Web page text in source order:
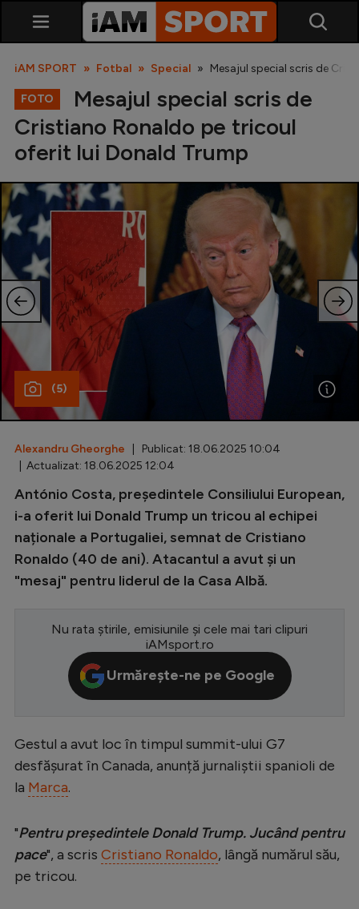
SuperLiga
Liga 2
Cupa României
Echipa Națională
U21
Fotbal feminin
Special
Diverse
Inedit
Champions League
Conference League
CM 2026
Premier League
Serie A
Bundesliga
Campionate
Starurile fotbalului
iAM SPORT Fotbal Special Mesajul special scris de
FOTO
Mesajul special scris de
Cristiano Ronaldo pe tricoul
oferit lui Donald Trump
(5)
Alexandru Gheorghe | Publicat: 18.06.2025 10:04
| Actualizat: 18.06.2025 12:04
António Costa, președintele Consiliului European,
i-a oferit lui Donald Trump un tricou al echipei
naționale a Portugaliei, semnat de Cristiano
Ronaldo (40 de ani). Atacantul a avut și un
"mesaj" pentru liderul de la Casa Albă.
Nu rata știrile, emisiunile și cele mai tari clipuri
iAMsport.ro
Urmărește-ne pe Google
Gestul a avut loc în timpul summit-ului G7
desfășurat în Canada, anunță jurnaliștii spanioli de
la Marca.
"Pentru președintele Donald Trump. Jucând pentru
pace", a scris Cristiano Ronaldo, lângă numărul său,
pe tricou.